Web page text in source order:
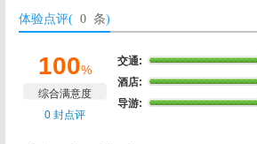
体验点评( 0 条)
100%
综合满意度
0 封点评
交通:
酒店:
导游: